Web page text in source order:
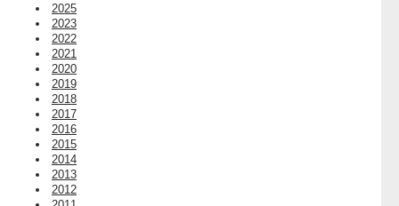
2025
2023
2022
2021
2020
2019
2018
2017
2016
2015
2014
2013
2012